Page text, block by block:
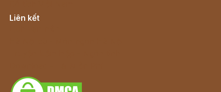
Liên kết